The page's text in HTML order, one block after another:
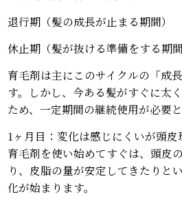
退行期（髪の成長が止まる期間）
休止期（髪が抜ける準備をする期間
育毛剤は主にこのサイクルの「成
す。しかし、今ある髪がすぐに太
ため、一定期間の継続使用が必要と
1ヶ月目：変化は感じにくいが頭皮
育毛剤を使い始めてすぐは、頭皮
り、皮脂の量が安定してきたりと
化が始まります。